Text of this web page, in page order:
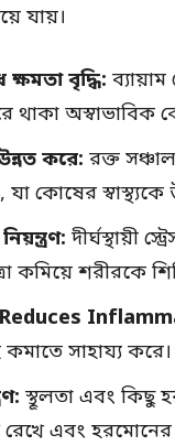
যায়।
বৃদ্ধি:
থাকা
করে: রক্ত
কোষের স্বাস্থ্যকে
দীর্ঘস্থায়ী
কমিয়ে শরীরকে
(Reduces
কমাতে সাহায্য করে।
স্থূলতা এবং কিছু
রেখে এবং হরমোনের